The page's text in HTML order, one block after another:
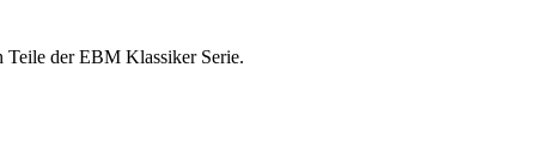
Teile der EBM Klassiker Serie.